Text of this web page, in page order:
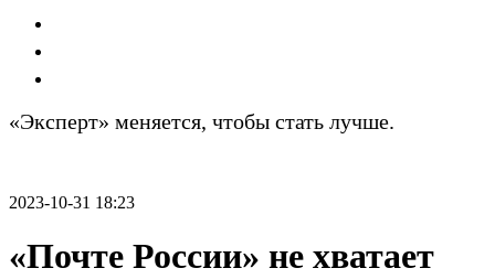
«Эксперт» меняется, чтобы стать лучше.
2023-10-31 18:23
«Почте России» не хватает